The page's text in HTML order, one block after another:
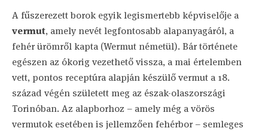
A fűszerezett borok egyik legismertebb képviselője a
vermut, amely nevét legfontosabb alapanyagáról, a
fehér ürömről kapta (Wermut németül). Bár története
egészen az ókorig vezethető vissza, a mai értelemben
vett, pontos receptúra alapján készülő vermut a 18.
század végén született meg az észak-olaszországi
Torinóban. Az alapborhoz – amely még a vörös
vermutok esetében is jellemzően fehérbor – semleges